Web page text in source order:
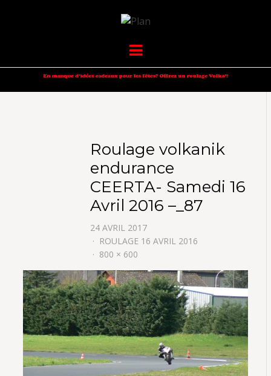
VOLKANIK-
ENDURANCE
Menu
Roulage volkanik
endurance
CEERTA- Samedi 16
Avril 2016 –_87
24 AVRIL 2017
ROULAGE 16 AVRIL 2016
800 × 600